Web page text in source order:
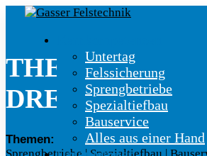
Untertag
Felssicherung
Sprengbetriebe
Spezialtiefbau
Bauservice
Alles aus einer Hand
THEMA:
Themen: Untertag|Felssicherung|